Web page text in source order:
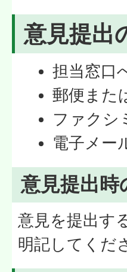
意見提出
担当窓口
郵便また
ファクシ
電子メー
意見提出時
意見を提出す
明記してくだ